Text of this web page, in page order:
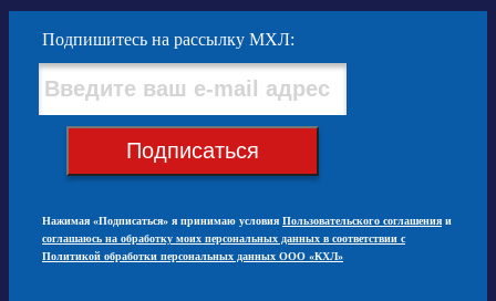
Подпишитесь на рассылку МХЛ:
Подписаться
Нажимая «Подписаться» я принимаю условия Пользовательского соглашения и
соглашаюсь на обработку моих персональных данных в соответствии с
Политикой обработки персональных данных ООО «КХЛ»